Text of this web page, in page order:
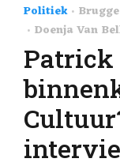
Politiek Brugge
Doenja Van
Patrick